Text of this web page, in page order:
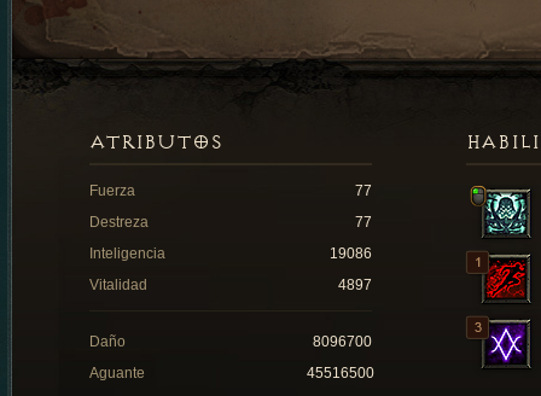
ATRIBUTOS
Fuerza
77
Destreza
77
Inteligencia
19086
Vitalidad
4897
Daño
8096700
Aguante
45516500